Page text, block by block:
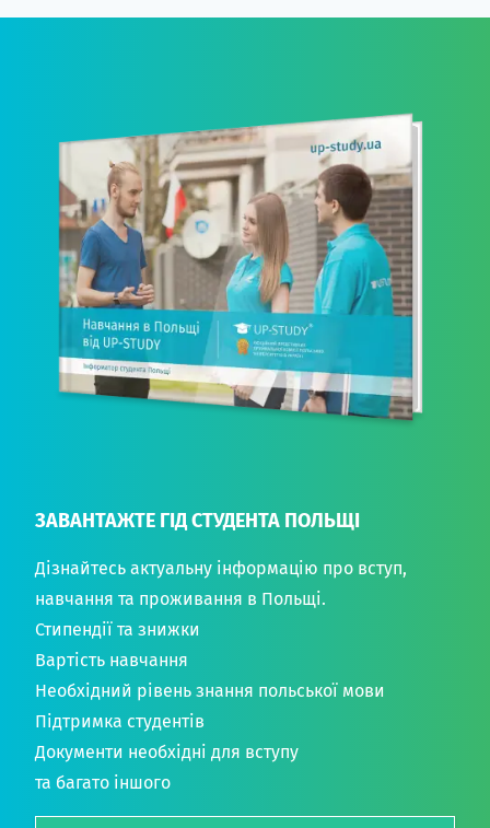
ЗАВАНТАЖТЕ ГІД СТУДЕНТА ПОЛЬЩІ
Дізнайтесь актуальну інформацію про вступ,
навчання та проживання в Польщі.
Стипендії та знижки
Вартість навчання
Необхідний рівень знання польської мови
Підтримка студентів
Документи необхідні для вступу
та багато іншого